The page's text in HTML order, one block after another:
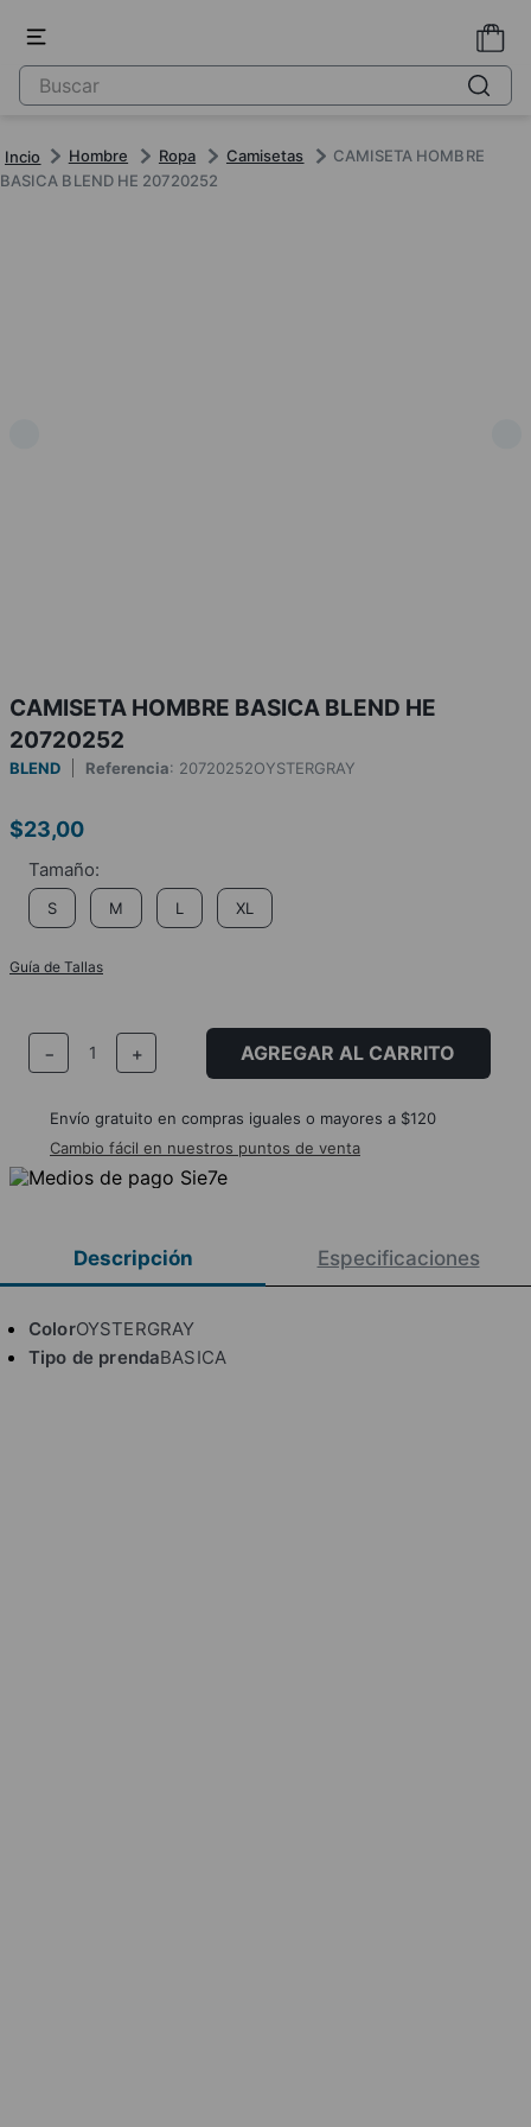
Hombre Ropa Camisetas
CAMISETA HOMBRE
BASICA BLEND HE 20720252
CAMISETA HOMBRE BASICA BLEND HE
20720252
BLEND Referencia: 20720252OYSTERGRAY
$23,00
S M L XL
Guía de Tallas
＋
－ AGREGAR AL CARRITO
Envío gratuito en compras iguales o mayores a $120
Cambio fácil en nuestros puntos de venta
Descripción Especificaciones
ColorOYSTERGRAY
Tipo de prendaBASICA